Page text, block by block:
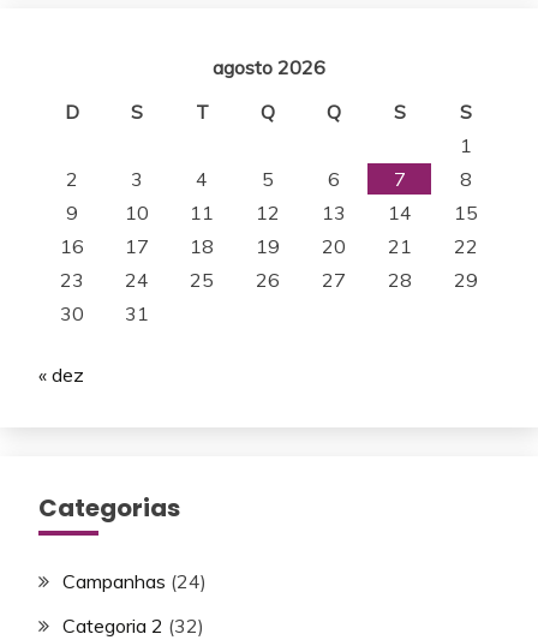
agosto 2026
D
S T Q Q S
S
1
2
3 4 5 6 7
8
9
10 11 12 13 14
15
16
17 18 19 20 21
22
23
24 25 26 27 28
29
30
31
« dez
Categorias
Campanhas (24)
Categoria 2 (32)